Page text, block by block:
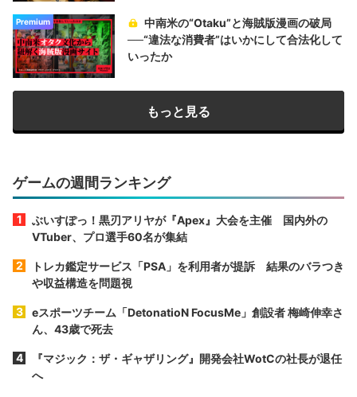
Premium
中南米の“Otaku”と海賊版漫画の破局
──“違法な消費者”はいかにして合法化して
いったか
もっと見る
ゲームの週間ランキング
ぶいすぽっ！黒刃アリヤが『Apex』大会を主催 国内外の
VTuber、プロ選手60名が集結
トレカ鑑定サービス「PSA」を利用者が提訴 結果のバラつき
や収益構造を問題視
eスポーツチーム「DetonatioN FocusMe」創設者 梅崎伸幸さ
ん、43歳で死去
『マジック：ザ・ギャザリング』開発会社WotCの社長が退任
へ